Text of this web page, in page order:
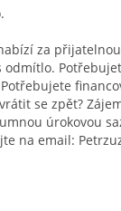
za
odmítlo.
se zpět?
úrokovou
na email: